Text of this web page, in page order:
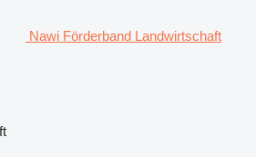
Nawi Förderband Landwirtschaft